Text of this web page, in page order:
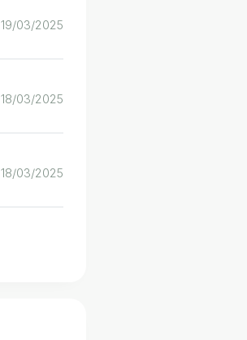
19/03/2025
18/03/2025
18/03/2025